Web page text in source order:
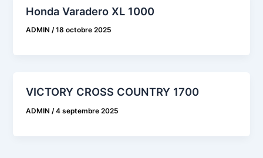
Honda Varadero XL 1000
ADMIN/18 octobre 2025
VICTORY CROSS COUNTRY 1700
ADMIN/4 septembre 2025